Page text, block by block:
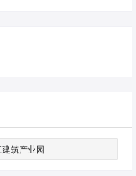
建筑产业园